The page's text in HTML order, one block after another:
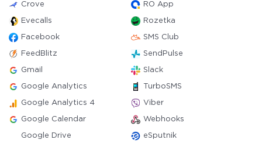
Crove RO App
Evecalls Rozetka
Facebook SMS Club
FeedBlitz SendPulse
Gmail Slack
Google Analytics TurboSMS
Google Analytics 4 Viber
Google Calendar Webhooks
Google Drive eSputnik